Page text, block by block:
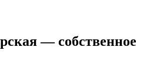
— собственное